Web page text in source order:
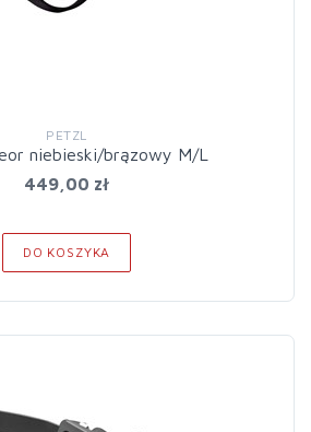
PETZL
niebieski/brązowy M/L
449,00 zł
DO KOSZYKA